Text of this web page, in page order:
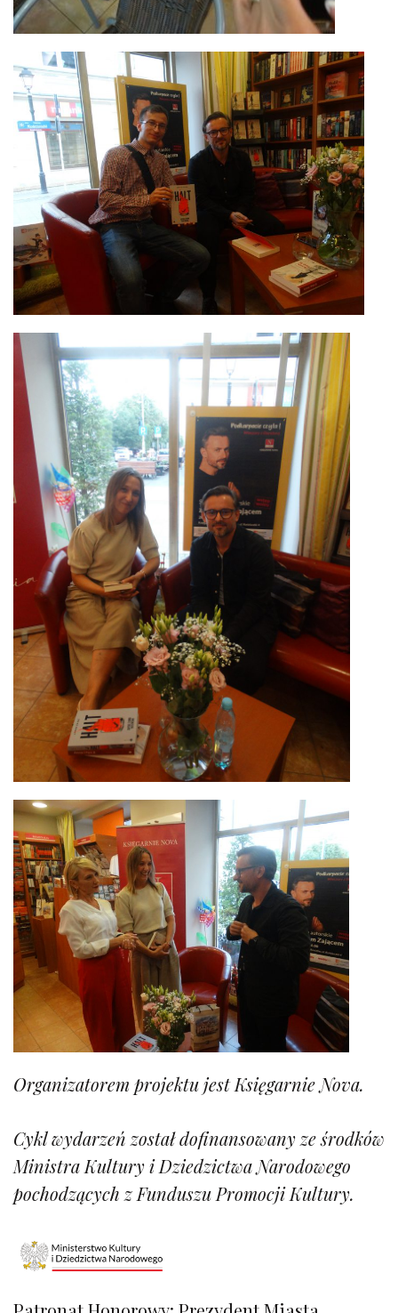
Organizatorem projektu jest Księgarnie Nova.
Cykl wydarzeń został dofinansowany ze środków
Ministra Kultury i Dziedzictwa Narodowego
pochodzących z Funduszu Promocji Kultury.